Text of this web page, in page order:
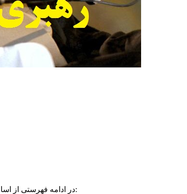
در ادامه فهرستی از اسامی شهدای روحانی استان گیلان که در ایام انقلاب اسلامی و دفاع مقدس به فیض شهادت نائل شدند ارائه خواهد شد: